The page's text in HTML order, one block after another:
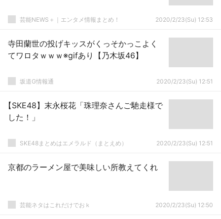
芸能NEWS＋｜エンタメ情報まとめ！ 2020/2/23(Su) 12:53
寺田蘭世の投げキッスがくっそかっこよく
てワロタｗｗｗ※gifあり【乃木坂46】
坂道G情報通 2020/2/23(Su) 12:51
【SKE48】末永桜花「珠理奈さんご馳走様で
した！」
SKE48まとめはエメラルド（まとえめ） 2020/2/23(Su) 12:51
京都のラーメン屋で美味しい所教えてくれ
芸能ネタはこれだけでおｋ 2020/2/23(Su) 12:50